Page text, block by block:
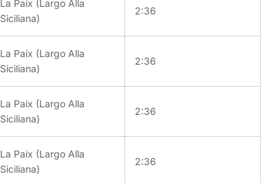
La Paix (Largo Alla
Siciliana)
2:36
La Paix (Largo Alla
Siciliana)
2:36
La Paix (Largo Alla
Siciliana)
2:36
La Paix (Largo Alla
Siciliana)
2:36